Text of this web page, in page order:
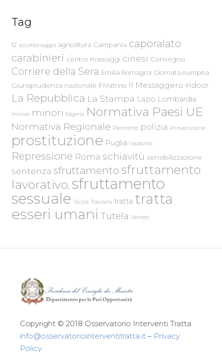
Tag
12 accattonaggio agricoltura Campania caporalato
carabinieri centro massaggi cinesi Convegno
Corriere della Sera Emilia Romagna Giornata europea
Giurisprudenza nazionale Il Mattino Il Messaggero indoor
La Repubblica La Stampa Lazio Lombardia
minore minori Nigeria Normativa Paesi UE
Normativa Regionale Piemonte polizia Prevenzione
prostituzione Puglia rapporto
Repressione Roma schiavitù sensibilizzazione
sentenza sfruttamento sfruttamento
lavorativo.sfruttamento
sessuale Sicilia Toscana tratta tratta
esseri umani Tutela Veneto
Copyright © 2018 Osservatorio Interventi Tratta
info@osservatoriointerventitratta.it – Privacy
Policy